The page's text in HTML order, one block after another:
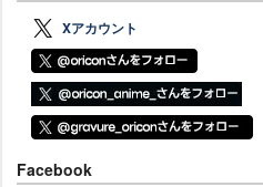
Xアカウント
Facebook